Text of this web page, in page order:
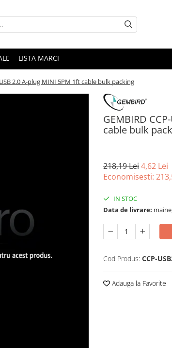
LISTA MARCI
2.0 A-plug MINI 5PM 1ft cable bulk packing
GEMBIRD
cable bulk
218,19 Lei4,62 Lei
Economisesti:
IN STOC
Data de livrare:
Cod Produs: CCP-
Adauga la Favorite